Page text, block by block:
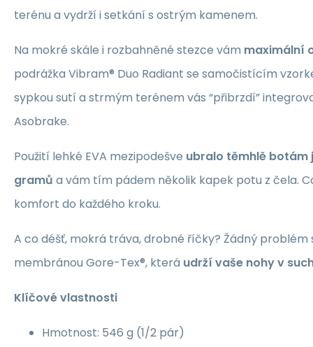
terénu a vydrží i setkání s ostrým kamenem.
Na mokré skále i rozbahněné stezce vám maximální
podrážka Vibram® Duo Radiant se samočistícím
sypkou sutí a strmým terénem vás “přibrzdí”
Asobrake.
Použití lehké EVA mezipodešve ubralo těmhlě botám
gramů a vám tím pádem několik kapek potu z čela.
komfort do každého kroku.
A co déšť, mokrá tráva, drobné říčky? Žádný problém
membránou Gore-Tex®, která udrží vaše nohy v
Klíčové vlastnosti
Hmotnost: 546 g (1/2 pár)